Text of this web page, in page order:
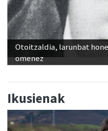
Otoitzaldia, larunbat
omenez
Ikusienak